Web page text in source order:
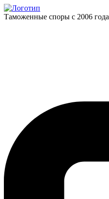
Таможенные споры с 2006 года